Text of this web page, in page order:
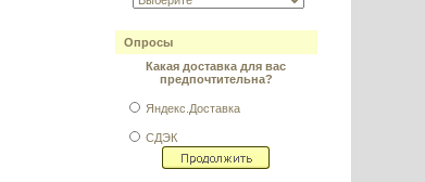
Опросы
Какая доставка для вас
предпочтительна?
Яндекс.Доставка
СДЭК